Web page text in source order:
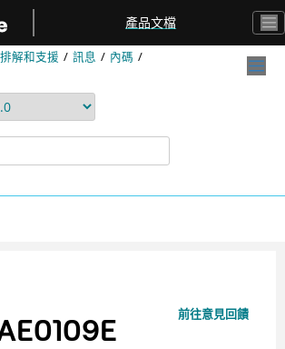
產品文檔
解和支援 訊息
內碼
前往意見回饋